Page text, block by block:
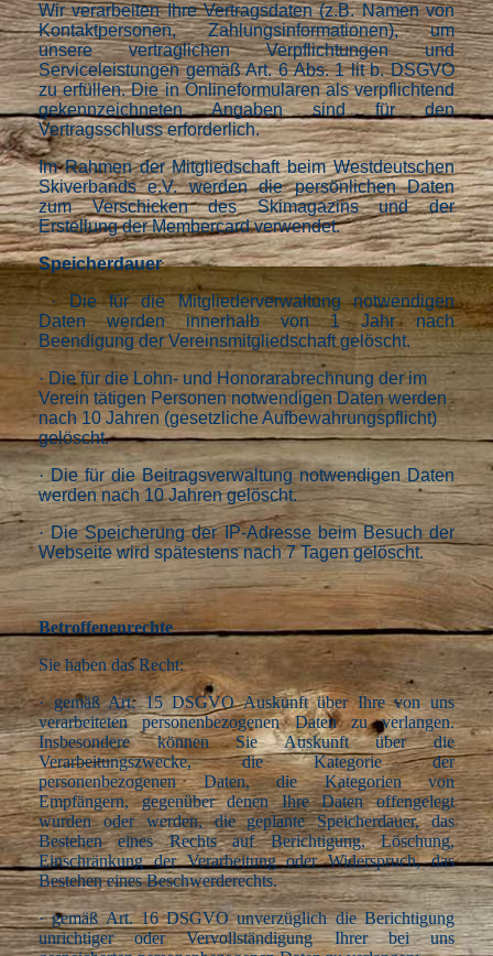
Wir verarbeiten Ihre Vertragsdaten (z.B. Namen von
Kontaktpersonen, Zahlungsinformationen), um
unsere vertraglichen Verpflichtungen und
Serviceleistungen gemäß Art. 6 Abs. 1 lit b. DSGVO
zu erfüllen. Die in Onlineformularen als verpflichtend
gekennzeichneten Angaben sind für den
Vertragsschluss erforderlich.
Im Rahmen der Mitgliedschaft beim Westdeutschen
Skiverbands e.V. werden die persönlichen Daten
zum Verschicken des Skimagazins und der
Erstellung der Membercard verwendet.
Speicherdauer
·Die für die Mitgliederverwaltung notwendigen
Daten werden innerhalb von 1 Jahr nach
Beendigung der Vereinsmitgliedschaft gelöscht.
· Die für die Lohn- und Honorarabrechnung der im
Verein tätigen Personen notwendigen Daten werden
nach 10 Jahren (gesetzliche Aufbewahrungspflicht)
gelöscht.
·Die für die Beitragsverwaltung notwendigen Daten
werden nach 10 Jahren gelöscht.
· Die Speicherung der IP-Adresse beim Besuch der
Webseite wird spätestens nach 7 Tagen gelöscht.
Betroffenenrechte
Sie haben das Recht:
· gemäß Art. 15 DSGVO Auskunft über Ihre von uns
verarbeiteten personenbezogenen Daten zu verlangen.
Insbesondere können Sie Auskunft über die
Verarbeitungszwecke, die Kategorie der
personenbezogenen Daten, die Kategorien von
Empfängern, gegenüber denen Ihre Daten offengelegt
wurden oder werden, die geplante Speicherdauer, das
Bestehen eines Rechts auf Berichtigung, Löschung,
Einschränkung der Verarbeitung oder Widerspruch, das
Bestehen eines Beschwerderechts.
·gemäß Art. 16 DSGVO unverzüglich die Berichtigung
unrichtiger oder Vervollständigung Ihrer bei uns